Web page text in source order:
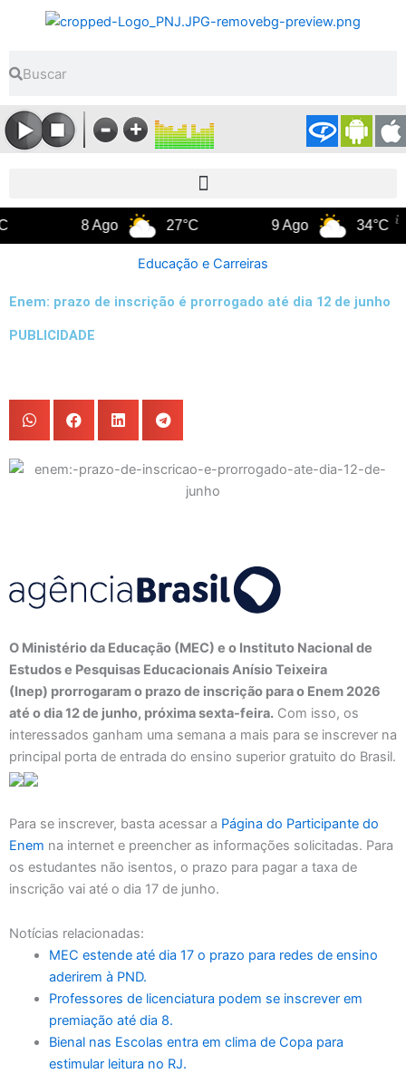
conteúdo
27°C 34°C
Educação e Carreiras
Enem: prazo de inscrição é prorrogado até dia 12 de junho
PUBLICIDADE
O Ministério da Educação (MEC) e o Instituto Nacional de
Estudos e Pesquisas Educacionais Anísio Teixeira
(Inep) prorrogaram o prazo de inscrição para o Enem 2026
até o dia 12 de junho, próxima sexta-feira. Com isso, os
interessados ganham uma semana a mais para se inscrever na
principal porta de entrada do ensino superior gratuito do Brasil.
Para se inscrever, basta acessar a Página do Participante do
Enem na internet e preencher as informações solicitadas. Para
os estudantes não isentos, o prazo para pagar a taxa de
inscrição vai até o dia 17 de junho.
Notícias relacionadas:
MEC estende até dia 17 o prazo para redes de ensino
aderirem à PND.
Professores de licenciatura podem se inscrever em
premiação até dia 8.
Bienal nas Escolas entra em clima de Copa para
estimular leitura no RJ.